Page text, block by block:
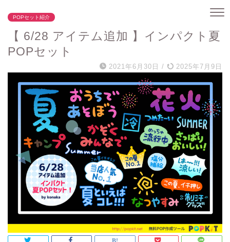
POPセット紹介
【 6/28 アイテム追加 】インパクト夏
POPセット
2021年6月30日 / 2025年7月9日